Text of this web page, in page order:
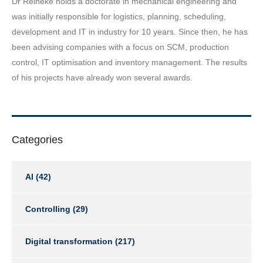
was initially responsible for logistics, planning, scheduling,
development and IT in industry for 10 years. Since then, he has
been advising companies with a focus on SCM, production
control, IT optimisation and inventory management. The results
of his projects have already won several awards.
Categories
AI (42)
Controlling (29)
Digital transformation (217)